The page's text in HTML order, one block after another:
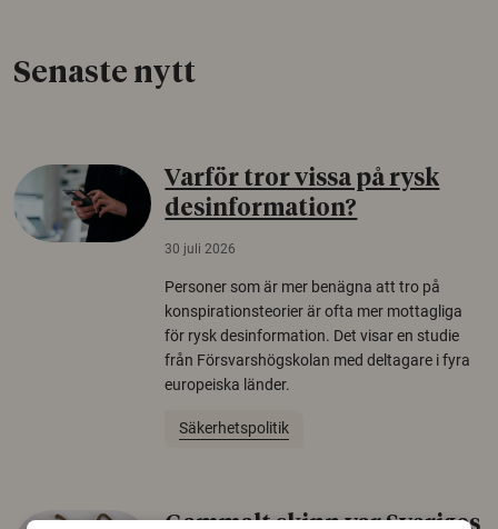
Senaste nytt
Varför tror vissa på rysk
desinformation?
30 juli 2026
Personer som är mer benägna att tro på
konspirationsteorier är ofta mer mottagliga
för rysk desinformation. Det visar en studie
från Försvarshögskolan med deltagare i fyra
europeiska länder.
Säkerhetspolitik